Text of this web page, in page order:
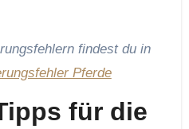
findest du in
Pferde
für die